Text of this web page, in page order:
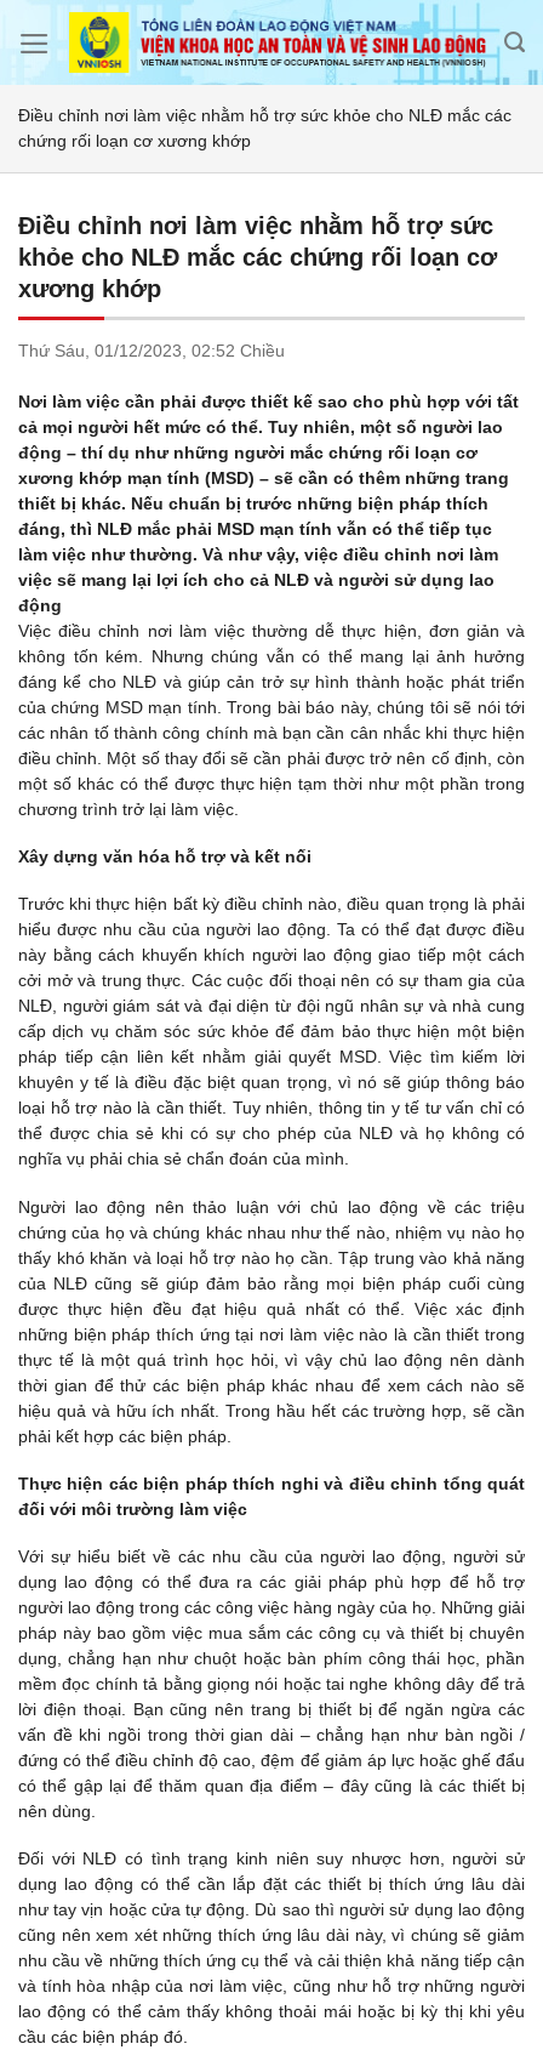
Điều chỉnh nơi làm việc nhằm hỗ trợ sức khỏe cho NLĐ mắc các
chứng rối loạn cơ xương khớp
Điều chỉnh nơi làm việc nhằm hỗ trợ sức
khỏe cho NLĐ mắc các chứng rối loạn cơ
xương khớp
Thứ Sáu, 01/12/2023, 02:52 Chiều
Nơi làm việc cần phải được thiết kế sao cho phù hợp với tất
cả mọi người hết mức có thể. Tuy nhiên, một số người lao
động – thí dụ như những người mắc chứng rối loạn cơ
xương khớp mạn tính (MSD) – sẽ cần có thêm những trang
thiết bị khác. Nếu chuẩn bị trước những biện pháp thích
đáng, thì NLĐ mắc phải MSD mạn tính vẫn có thể tiếp tục
làm việc như thường. Và như vậy, việc điều chỉnh nơi làm
việc sẽ mang lại lợi ích cho cả NLĐ và người sử dụng lao
động
Việc điều chỉnh nơi làm việc thường dễ thực hiện, đơn giản và
không tốn kém. Nhưng chúng vẫn có thể mang lại ảnh hưởng
đáng kể cho NLĐ và giúp cản trở sự hình thành hoặc phát triển
của chứng MSD mạn tính. Trong bài báo này, chúng tôi sẽ nói tới
các nhân tố thành công chính mà bạn cần cân nhắc khi thực hiện
điều chỉnh. Một số thay đổi sẽ cần phải được trở nên cố định, còn
một số khác có thể được thực hiện tạm thời như một phần trong
chương trình trở lại làm việc.
Xây dựng văn hóa hỗ trợ và kết nối
Trước khi thực hiện bất kỳ điều chỉnh nào, điều quan trọng là phải
hiểu được nhu cầu của người lao động. Ta có thể đạt được điều
này bằng cách khuyến khích người lao động giao tiếp một cách
cởi mở và trung thực. Các cuộc đối thoại nên có sự tham gia của
NLĐ, người giám sát và đại diện từ đội ngũ nhân sự và nhà cung
cấp dịch vụ chăm sóc sức khỏe để đảm bảo thực hiện một biện
pháp tiếp cận liên kết nhằm giải quyết MSD. Việc tìm kiếm lời
khuyên y tế là điều đặc biệt quan trọng, vì nó sẽ giúp thông báo
loại hỗ trợ nào là cần thiết. Tuy nhiên, thông tin y tế tư vấn chỉ có
thể được chia sẻ khi có sự cho phép của NLĐ và họ không có
nghĩa vụ phải chia sẻ chẩn đoán của mình.
Người lao động nên thảo luận với chủ lao động về các triệu
chứng của họ và chúng khác nhau như thế nào, nhiệm vụ nào họ
thấy khó khăn và loại hỗ trợ nào họ cần. Tập trung vào khả năng
của NLĐ cũng sẽ giúp đảm bảo rằng mọi biện pháp cuối cùng
được thực hiện đều đạt hiệu quả nhất có thể. Việc xác định
những biện pháp thích ứng tại nơi làm việc nào là cần thiết trong
thực tế là một quá trình học hỏi, vì vậy chủ lao động nên dành
thời gian để thử các biện pháp khác nhau để xem cách nào sẽ
hiệu quả và hữu ích nhất. Trong hầu hết các trường hợp, sẽ cần
phải kết hợp các biện pháp.
Thực hiện các biện pháp thích nghi và điều chỉnh tổng quát
đối với môi trường làm việc
Với sự hiểu biết về các nhu cầu của người lao động, người sử
dụng lao động có thể đưa ra các giải pháp phù hợp để hỗ trợ
người lao động trong các công việc hàng ngày của họ. Những giải
pháp này bao gồm việc mua sắm các công cụ và thiết bị chuyên
dụng, chẳng hạn như chuột hoặc bàn phím công thái học, phần
mềm đọc chính tả bằng giọng nói hoặc tai nghe không dây để trả
lời điện thoại. Bạn cũng nên trang bị thiết bị để ngăn ngừa các
vấn đề khi ngồi trong thời gian dài – chẳng hạn như bàn ngồi /
đứng có thể điều chỉnh độ cao, đệm để giảm áp lực hoặc ghế đẩu
có thể gập lại để thăm quan địa điểm – đây cũng là các thiết bị
nên dùng.
Đối với NLĐ có tình trạng kinh niên suy nhược hơn, người sử
dụng lao động có thể cần lắp đặt các thiết bị thích ứng lâu dài
như tay vịn hoặc cửa tự động. Dù sao thì người sử dụng lao động
cũng nên xem xét những thích ứng lâu dài này, vì chúng sẽ giảm
nhu cầu về những thích ứng cụ thể và cải thiện khả năng tiếp cận
và tính hòa nhập của nơi làm việc, cũng như hỗ trợ những người
lao động có thể cảm thấy không thoải mái hoặc bị kỳ thị khi yêu
cầu các biện pháp đó.